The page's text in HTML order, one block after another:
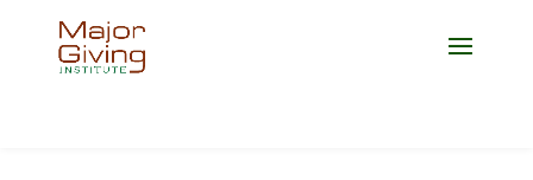
Jetzt Platz für die Weiterbildung 2027 sichern!